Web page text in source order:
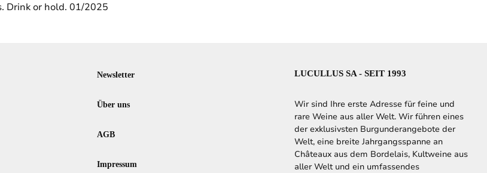
Drink or hold. 01/2025
Newsletter
Über uns
AGB
Impressum
LUCULLUS SA - SEIT 1993
Wir sind Ihre erste Adresse für feine und
rare Weine aus aller Welt. Wir führen eines
der exklusivsten Burgunderangebote der
Welt, eine breite Jahrgangsspanne an
Châteaux aus dem Bordelais, Kultweine aus
aller Welt und ein umfassendes